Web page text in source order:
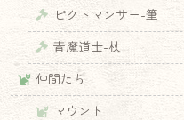
ピクトマンサー-筆
青魔道士-杖
仲間たち
マウント